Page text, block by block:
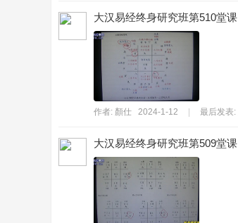
大汉易经终身研究班第510堂课
作者: 顏仕 2024-1-12 最后发表:
大汉易经终身研究班第509堂课